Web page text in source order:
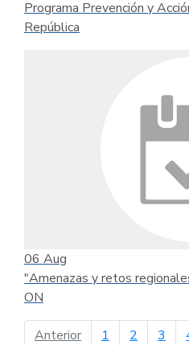
Programa Prevención y
República
06 Aug
"Amenazas y retos
ON
Anteriorpágina anterior
1 2 3